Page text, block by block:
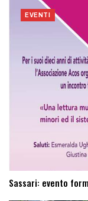
EVENTI
Sassari: evento